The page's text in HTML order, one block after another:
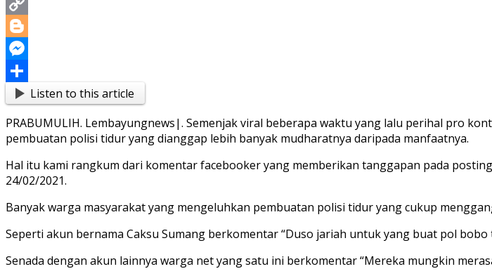
Print
Copy
Link
Blogger
Messenger
ShareListen to this article
PRABUMULIH. Lembayungnews|. Semenjak viral beberapa waktu yang lalu perihal pro
pembuatan polisi tidur yang dianggap lebih banyak mudharatnya daripada manfaatnya.
Hal itu kami rangkum dari komentar facebooker yang memberikan tanggapan pada
24/02/2021.
Banyak warga masyarakat yang mengeluhkan pembuatan polisi tidur yang cukup
Seperti akun bernama Caksu Sumang berkomentar “Duso jariah untuk yang buat pol bobo
Senada dengan akun lainnya warga net yang satu ini berkomentar “Mereka mungkin